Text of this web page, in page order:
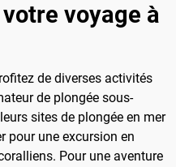
voyage à
de diverses activités
de plongée sous-
sites de plongée en mer
pour une excursion en
Pour une aventure